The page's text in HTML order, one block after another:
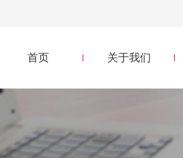
首页 关于我们